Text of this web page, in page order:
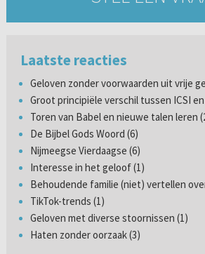
Laatste reacties
Geloven zonder voorwaarden uit vrije
Groot principiële verschil tussen ICSI en
Toren van Babel en nieuwe talen leren
De Bijbel Gods Woord (6)
Nijmeegse Vierdaagse (6)
Interesse in het geloof (1)
Behoudende familie (niet) vertellen
TikTok-trends (1)
Geloven met diverse stoornissen (1)
Haten zonder oorzaak (3)